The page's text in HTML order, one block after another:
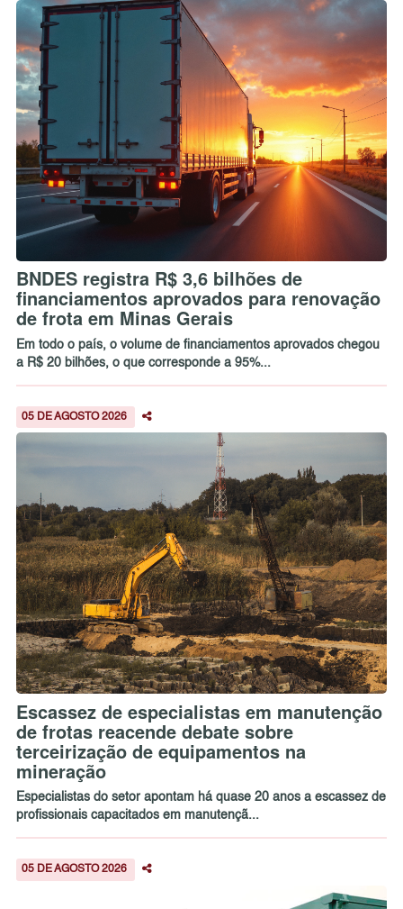
BNDES registra R$ 3,6 bilhões de
financiamentos aprovados para renovação
de frota em Minas Gerais
Em todo o país, o volume de financiamentos aprovados chegou
a R$ 20 bilhões, o que corresponde a 95%...
05 DE AGOSTO 2026
Escassez de especialistas em manutenção
de frotas reacende debate sobre
terceirização de equipamentos na
mineração
Especialistas do setor apontam há quase 20 anos a escassez de
profissionais capacitados em manutençã...
05 DE AGOSTO 2026